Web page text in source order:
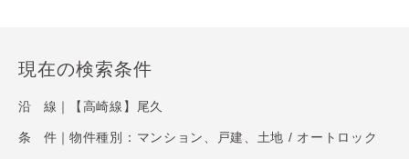
現在の検索条件
沿 線｜ 【高崎線】尾久
条 件｜ 物件種別：マンション、戸建、土地 / オートロック